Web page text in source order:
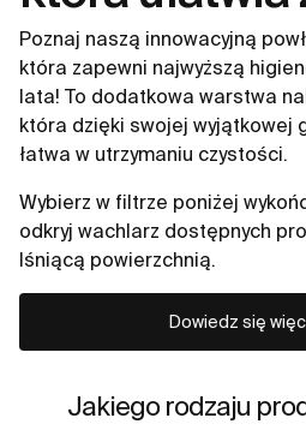
Poznaj naszą innowacyjną
która zapewni najwyższą
lata! To dodatkowa warstwa
która dzięki swojej wyjątkowej
łatwa w utrzymaniu czystości.
Wybierz w filtrze poniżej
odkryj wachlarz dostępnych
lśniącą powierzchnią.
Dowiedz się
Jakiego rodzaju